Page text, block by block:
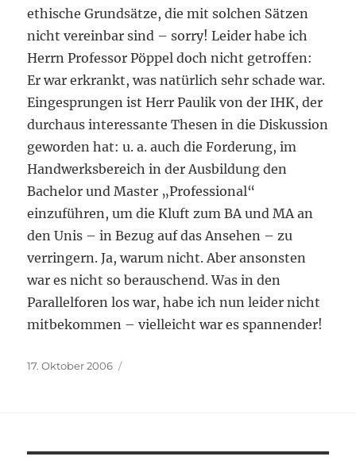
ethische Grundsätze, die mit solchen Sätzen
nicht vereinbar sind – sorry! Leider habe ich
Herrn Professor Pöppel doch nicht getroffen:
Er war erkrankt, was natürlich sehr schade war.
Eingesprungen ist Herr Paulik von der IHK, der
durchaus interessante Thesen in die Diskussion
geworden hat: u. a. auch die Forderung, im
Handwerksbereich in der Ausbildung den
Bachelor und Master „Professional“
einzuführen, um die Kluft zum BA und MA an
den Unis – in Bezug auf das Ansehen – zu
verringern. Ja, warum nicht. Aber ansonsten
war es nicht so berauschend. Was in den
Parallelforen los war, habe ich nun leider nicht
mitbekommen – vielleicht war es spannender!
Veröffentlicht
17. Oktober 2006